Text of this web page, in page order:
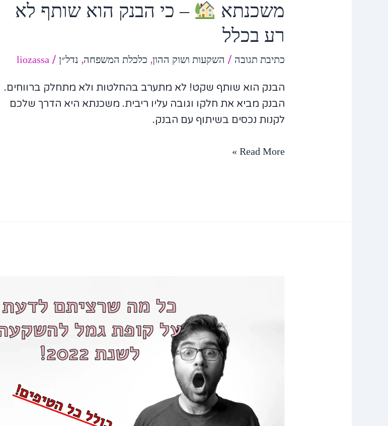
משכנתא
– כי הבנק הוא שותף לא
רע בכלל
כתיבת תגובה / השקעות ושוק ההון, כלכלת המשפחה, נדל״ן /
liozassa
הבנק הוא שותף שקט! לא מתערב בהחלטות ולא מתחלק ברווחים.
הבנק מביא את חלקו וגובה עליו ריבית. משכנתא היא הדרך שלכם
לקנות נכסים בשיתוף עם הבנק.
Read More »